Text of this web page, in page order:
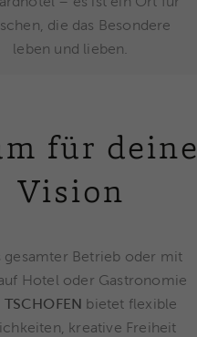
die das Besondere
leben und lieben.
für deine
Vision
gesamter Betrieb oder mit
Hotel oder Gastronomie
TSCHOFEN bietet flexible
kreative Freiheit